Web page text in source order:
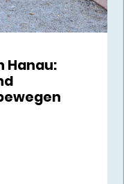
Hanau: